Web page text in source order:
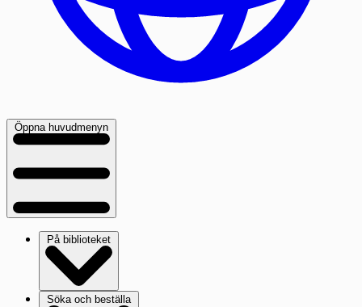
Öppna huvudmenyn
På biblioteket
Söka och beställa